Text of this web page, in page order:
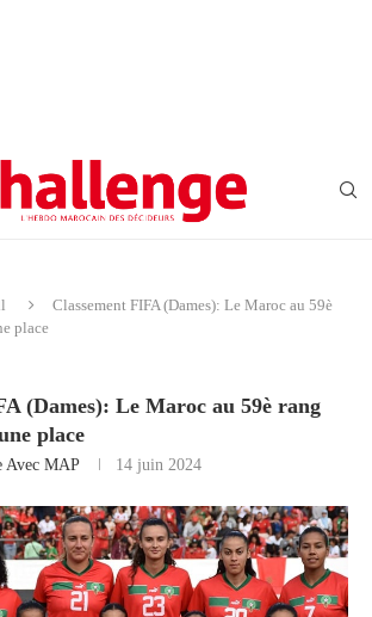
Classement FIFA (Dames): Le Maroc au 59è
place
(Dames): Le Maroc au 59è rang
place
Avec MAP 14 juin 2024